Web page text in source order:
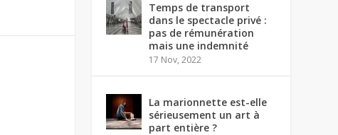
Temps de transport
dans le spectacle privé :
pas de rémunération
mais une indemnité
17 Nov, 2022
La marionnette est-elle
sérieusement un art à
part entière ?